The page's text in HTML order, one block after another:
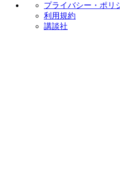
プライバシー・ポリ
利用規約
講談社